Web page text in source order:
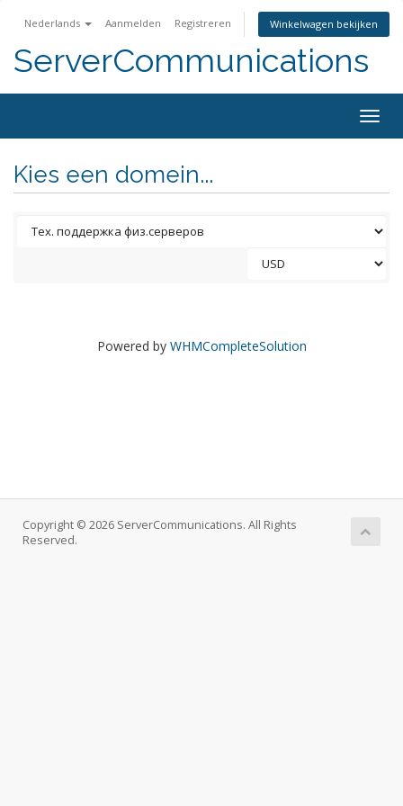
Nederlands Aanmelden Registreren Winkelwagen bekijken
ServerCommunications
Kies een domein...
Powered by WHMCompleteSolution
Copyright © 2026 ServerCommunications. All Rights
Reserved.